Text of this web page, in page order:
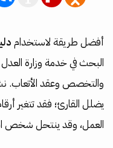
أفضل طريقة لاستخدام
البحث في خدمة وزارة
والتخصص وعقد الأتعاب.
يضلل القارئ؛ فقد تتغير
العمل، وقد ينتحل